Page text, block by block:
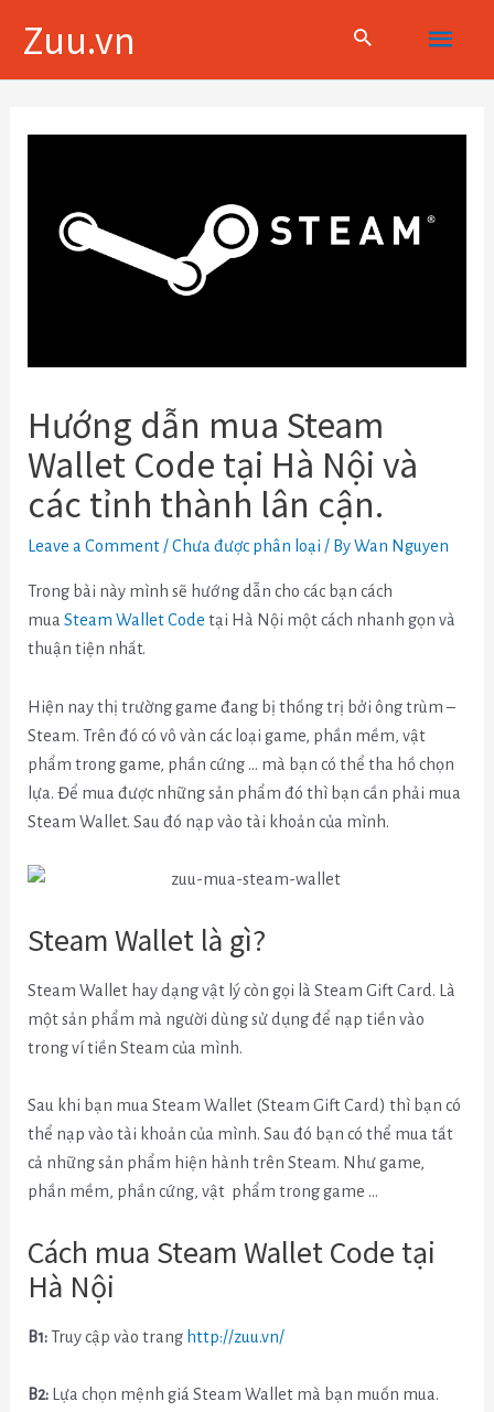
Zuu.vn
Main
Menu
Hướng dẫn mua Steam
Wallet Code tại Hà Nội và
các tỉnh thành lân cận.
Leave a Comment /Chưa được phân loại / ByWan Nguyen
Trong bài này mình sẽ hướng dẫn cho các bạn cách
muaSteam Wallet Code tại Hà Nội một cách nhanh gọn và
thuận tiện nhất.
Hiện nay thị trường game đang bị thống trị bởi ông trùm –
Steam. Trên đó có vô vàn các loại game, phần mềm, vật
phẩm trong game, phần cứng … mà bạn có thể tha hồ chọn
lựa. Để mua được những sản phẩm đó thì bạn cần phải mua
Steam Wallet. Sau đó nạp vào tài khoản của mình.
Steam Wallet là gì?
Steam Wallet hay dạng vật lý còn gọi là Steam Gift Card. Là
một sản phẩm mà người dùng sử dụng để nạp tiền vào
trong ví tiền Steam của mình.
Sau khi bạn mua Steam Wallet (Steam Gift Card) thì bạn có
thể nạp vào tài khoản của mình. Sau đó bạn có thể mua tất
cả những sản phẩm hiện hành trên Steam. Như game,
phần mềm, phần cứng, vật phẩm trong game …
Cách mua Steam Wallet Code tại
Hà Nội
B1:Truy cập vào trang http://zuu.vn/
B2: Lựa chọn mệnh giá Steam Wallet mà bạn muốn mua.